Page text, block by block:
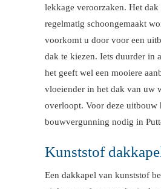
lekkage veroorzaken. Het dak
regelmatig schoongemaakt
voorkomt u door voor een
dak te kiezen. Iets duurder in
het geeft wel een mooiere
vloeiender in het dak van uw
overloopt. Voor deze uitbouw
bouwvergunning nodig in
Kunststof
Een dakkapel van kunststof